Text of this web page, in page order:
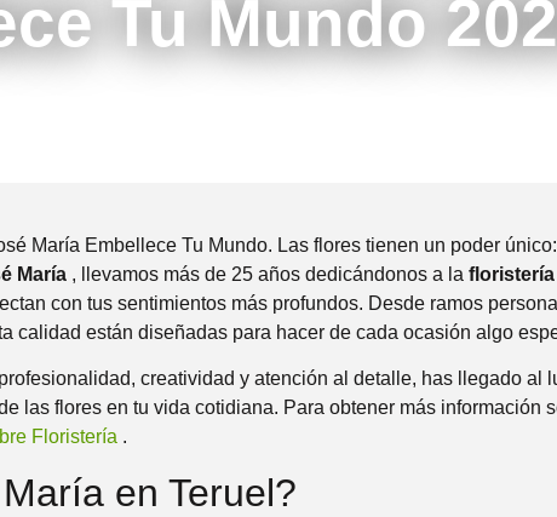
Tu Mundo
María Embellece Tu Mundo. Las flores tienen un poder
María , llevamos más de 25 años dedicándonos a la floristería
con tus sentimientos más profundos. Desde ramos
calidad están diseñadas para hacer de cada ocasión algo
creatividad y atención al detalle, has llegado al
las flores en tu vida cotidiana. Para obtener más información
Floristería .
en Teruel?